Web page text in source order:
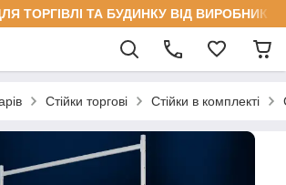
ТОРГІВЛІ ТА БУДИНКУ ВІД ВИРОБНИКА
Стійки торгові Стійки в комплекті